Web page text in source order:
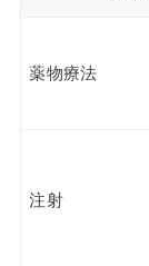
薬物療法
注射